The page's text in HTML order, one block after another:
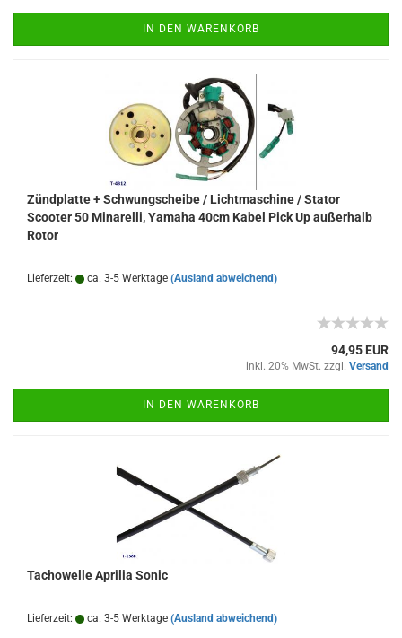
IN DEN WARENKORB
Zündplatte + Schwungscheibe / Lichtmaschine / Stator
Scooter 50 Minarelli, Yamaha 40cm Kabel Pick Up außerhalb
Rotor
Lieferzeit: ca. 3-5 Werktage (Ausland abweichend)
94,95 EUR
inkl. 20% MwSt. zzgl. Versand
IN DEN WARENKORB
Tachowelle Aprilia Sonic
Lieferzeit: ca. 3-5 Werktage (Ausland abweichend)